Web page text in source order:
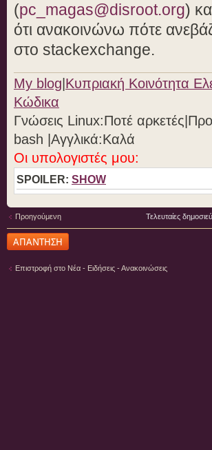
(pc_magas@disroot.org)
ότι ανακοινώνω πότε
στο stackexchange.
My blog Κυπριακή Κοινότητα
Κώδικα
Γνώσεις Linux:Ποτέ
bash |Aγγλικά:Καλά
Οι υπολογιστές μου:
SPOILER: SHOW
Προηγούμενη Τελευταίες
Δημιουργία
απάντησης
Επιστροφή στο Νέα - Ειδήσεις - Ανακοινώσεις